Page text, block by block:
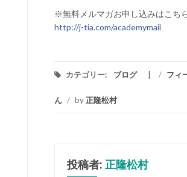
※無料メルマガお申し込みはこち
http://j-tia.com/academymail
カテゴリー: ブログ / フィ
ん / by正隆松村
投稿者: 正隆松村